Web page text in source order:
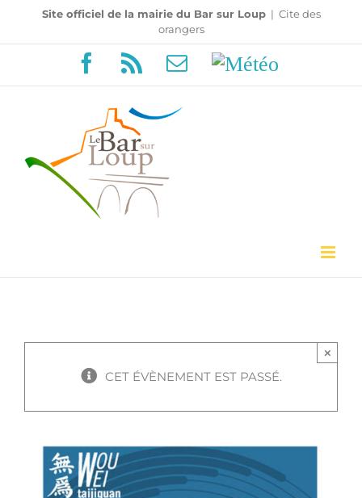
au
Site officiel de la mairie du Bar sur Loup | Cite des
orangers
Facebook
Rss EmailMétéo
CET ÉVÈNEMENT EST PASSÉ.
×